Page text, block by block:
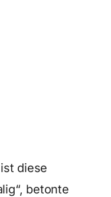
diese
betonte